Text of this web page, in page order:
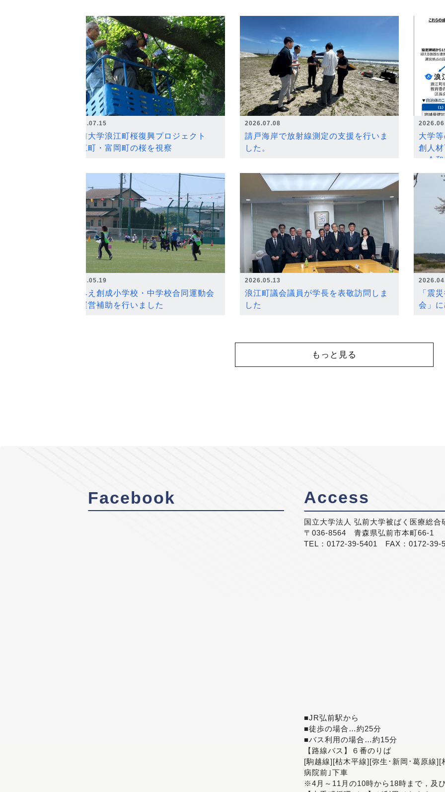
2026.07.15
弘前大学浪江町桜復興プロジェクト
浪江町・富岡町の桜を視察
2026.07.08
請戸海岸で放射線測定の支援を行いま
した。
大学
創人
～令
2026.05.19
なみえ創成小学校・中学校合同運動会
の運営補助を行いました
2026.05.13
浪江町議会議員が学長を表敬訪問しま
した
「震
会」
もっと見る
Facebook Access
国立大学法人 弘前大学被ばく医療総合
〒036-8564 青森県弘前市本町66-1
TEL：0172-39-5401 FAX：0172-39-
■JR弘前駅から
■徒歩の場合…約25分
■バス利用の場合…約15分
【路線バス】６番のりば
[駒越線][枯木平線][弥生･新岡･葛原線
病院前｣下車
※4月～11月の10時から18時まで，及